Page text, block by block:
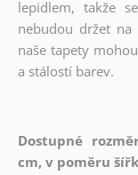
lepidlem, takže
nebudou držet
naše tapety
a stálostí barev.
Dostupné
cm, v poměru